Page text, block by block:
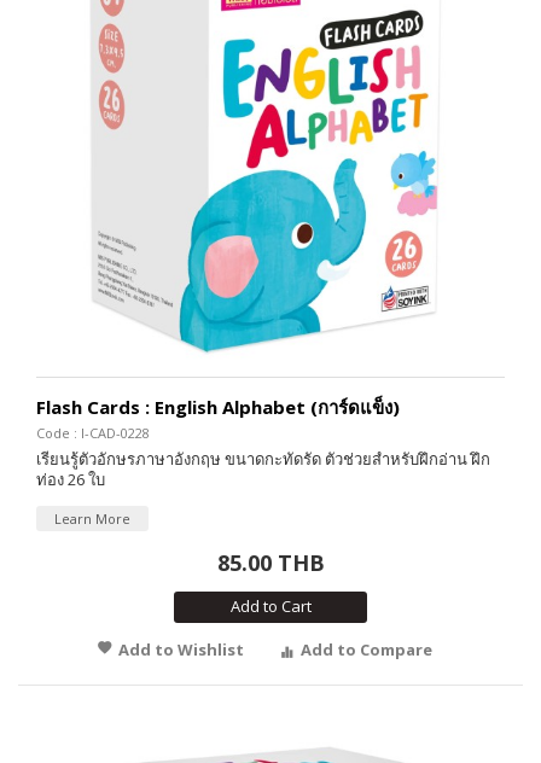
Flash Cards : English Alphabet (การ์ดแข็ง)
Code : I-CAD-0228
เรียนรู้ตัวอักษรภาษาอังกฤษ ขนาดกะทัดรัด ตัวช่วยสำหรับฝึกอ่าน ฝึก
ท่อง 26 ใบ
Learn More
85.00 THB
Add to Cart
Add to Wishlist
Add to Compare